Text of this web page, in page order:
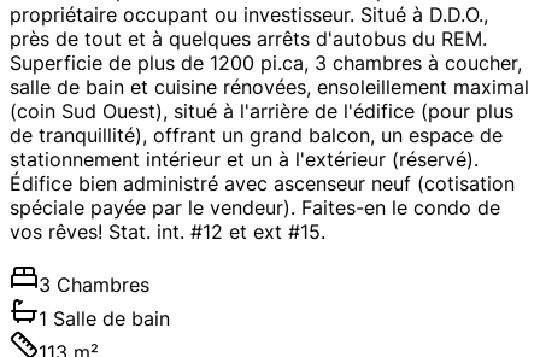
propriétaire occupant ou investisseur. Situé à D.D.O.,
près de tout et à quelques arrêts d'autobus du REM.
Superficie de plus de 1200 pi.ca, 3 chambres à coucher,
salle de bain et cuisine rénovées, ensoleillement maximal
(coin Sud Ouest), situé à l'arrière de l'édifice (pour plus
de tranquillité), offrant un grand balcon, un espace de
stationnement intérieur et un à l'extérieur (réservé).
Édifice bien administré avec ascenseur neuf (cotisation
spéciale payée par le vendeur). Faites-en le condo de
vos rêves! Stat. int. #12 et ext #15.
3 Chambres
1 Salle de bain
113 m²